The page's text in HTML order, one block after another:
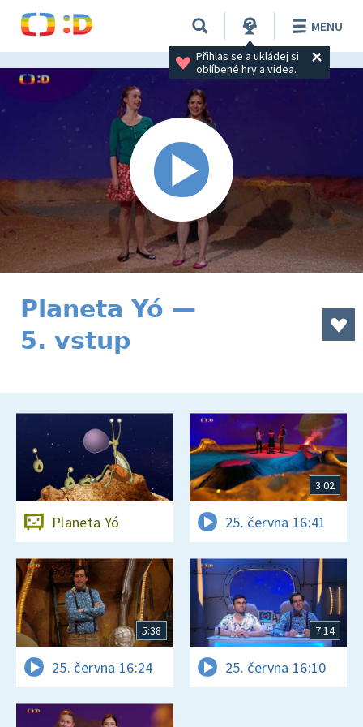
Přihlas se a ukládej si
oblíbené hry a videa.
MENU
Planeta Yó —
5. vstup
Planeta Yó
3:02
25. června 16:41
5:38
25. června 16:24
7:14
25. června 16:10